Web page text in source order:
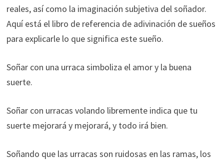
reales, así como la imaginación subjetiva del soñador.
Aquí está el libro de referencia de adivinación de sueños
para explicarle lo que significa este sueño.
Soñar con una urraca simboliza el amor y la buena
suerte.
Soñar con urracas volando libremente indica que tu
suerte mejorará y mejorará, y todo irá bien.
Soñando que las urracas son ruidosas en las ramas, los